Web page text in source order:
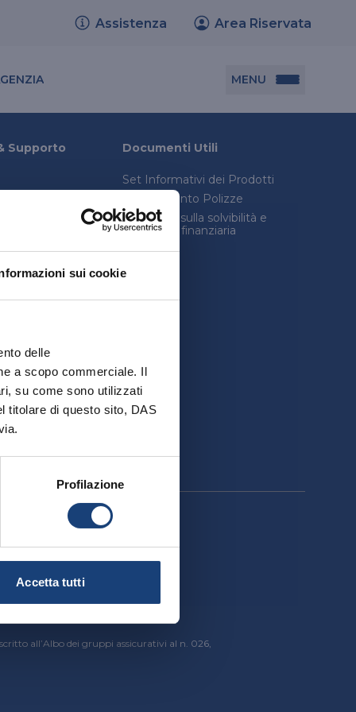
sui cookie
delle
a scopo commerciale. Il
su come sono utilizzati
titolare di questo sito, DAS
Profilazione
Accetta tutti
Assistenza Area Riservata
MENU
Documenti utili
Set informativi dei prodotti
Trasferimento polizze
Supporto Documenti Utili
Set Informativi dei Prodotti
Trasferimento Polizze
Relazione sulla solvibilità e
condizioni finanziaria
all’Albo dei gruppi assicurativi al n. 026,